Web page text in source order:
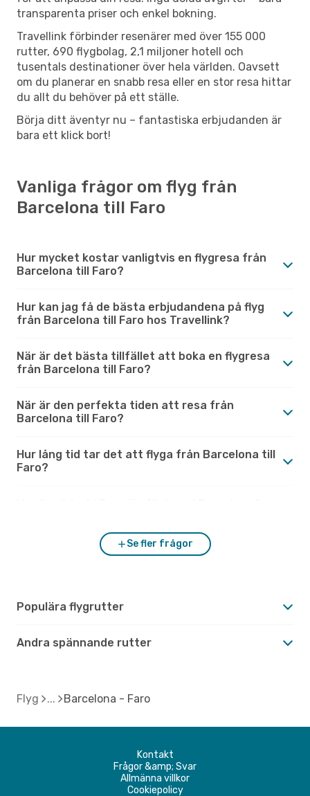
transparenta priser och enkel bokning.
Travellink förbinder resenärer med över 155 000
rutter, 690 flygbolag, 2,1 miljoner hotell och
tusentals destinationer över hela världen. Oavsett
om du planerar en snabb resa eller en stor resa hittar
du allt du behöver på ett ställe.
Börja ditt äventyr nu – fantastiska erbjudanden är
bara ett klick bort!
Vanliga frågor om flyg från
Barcelona till Faro
Hur mycket kostar vanligtvis en flygresa från
Barcelona till Faro?
Hur kan jag få de bästa erbjudandena på flyg
från Barcelona till Faro hos Travellink?
När är det bästa tillfället att boka en flygresa
från Barcelona till Faro?
När är den perfekta tiden att resa från
Barcelona till Faro?
Hur lång tid tar det att flyga från Barcelona till
Faro?
Se fler frågor
Populära flygrutter
Andra spännande rutter
Flyg Barcelona - Faro
Kontakt
Frågor &amp; Svar
Allmänna villkor
Cookiepolicy